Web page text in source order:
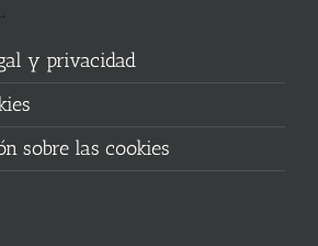
y privacidad
sobre las cookies